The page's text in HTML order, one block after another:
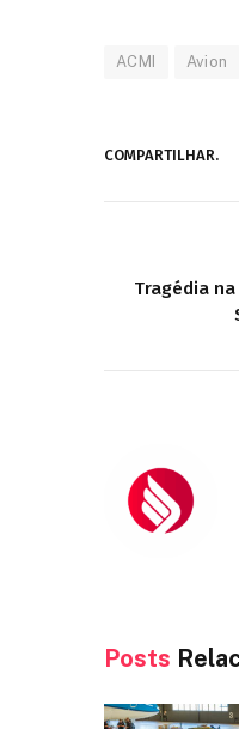
ACMI Avion
COMPARTILHAR.
Tragédia
Posts